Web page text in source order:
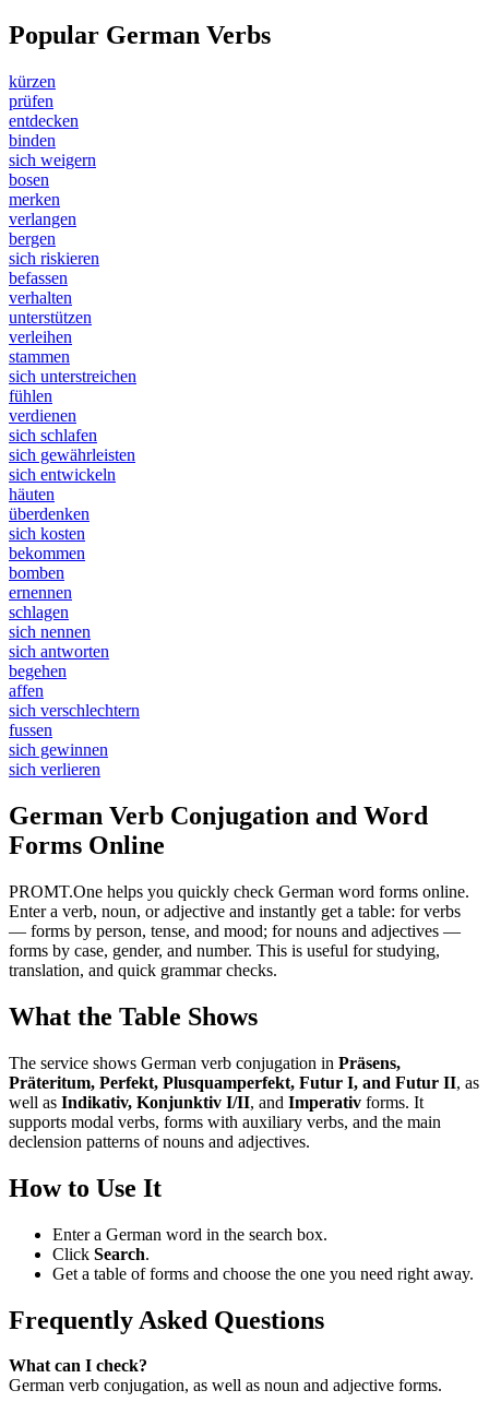
Popular German Verbs
kürzen
prüfen
entdecken
binden
sich weigern
bosen
merken
verlangen
bergen
sich riskieren
befassen
verhalten
unterstützen
verleihen
stammen
sich unterstreichen
fühlen
verdienen
sich schlafen
sich gewährleisten
sich entwickeln
häuten
überdenken
sich kosten
bekommen
bomben
ernennen
schlagen
sich nennen
sich antworten
begehen
affen
sich verschlechtern
fussen
sich gewinnen
sich verlieren
German Verb Conjugation and Word
Forms Online
PROMT.One helps you quickly check German word forms online.
Enter a verb, noun, or adjective and instantly get a table: for verbs
— forms by person, tense, and mood; for nouns and adjectives —
forms by case, gender, and number. This is useful for studying,
translation, and quick grammar checks.
What the Table Shows
The service shows German verb conjugation in Präsens,
Präteritum, Perfekt, Plusquamperfekt, Futur I, and Futur II, as
well as Indikativ, Konjunktiv I/II, and Imperativ forms. It
supports modal verbs, forms with auxiliary verbs, and the main
declension patterns of nouns and adjectives.
How to Use It
Enter a German word in the search box.
Click Search.
Get a table of forms and choose the one you need right away.
Frequently Asked Questions
What can I check?
German verb conjugation, as well as noun and adjective forms.